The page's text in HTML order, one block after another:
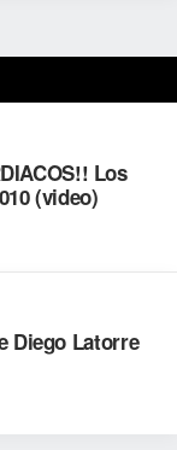
Los
(video)
Diego Latorre